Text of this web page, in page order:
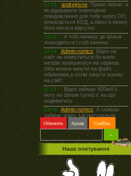
Наше опитування